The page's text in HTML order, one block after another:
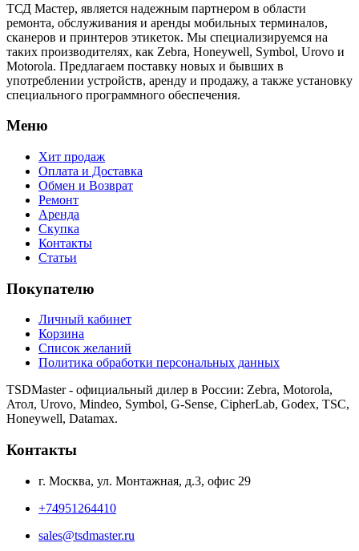
ТСД Мастер, является надежным партнером в области
ремонта, обслуживания и аренды мобильных терминалов,
сканеров и принтеров этикеток. Мы специализируемся на
таких производителях, как Zebra, Honeywell, Symbol, Urovo и
Motorola. Предлагаем поставку новых и бывших в
употреблении устройств, аренду и продажу, а также установку
специального программного обеспечения.
Меню
Хит продаж
Оплата и Доставка
Обмен и Возврат
Ремонт
Аренда
Скупка
Контакты
Статьи
Покупателю
Личный кабинет
Корзина
Список желаний
Политика обработки персональных данных
TSDMaster - официальный дилер в России: Zebra, Motorola,
Атол, Urovo, Mindeo, Symbol, G-Sense, CipherLab, Godex, TSC,
Honeywell, Datamax.
Контакты
г. Москва, ул. Монтажная, д.3, офис 29
+74951264410
sales@tsdmaster.ru